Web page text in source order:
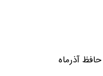
آذرماه